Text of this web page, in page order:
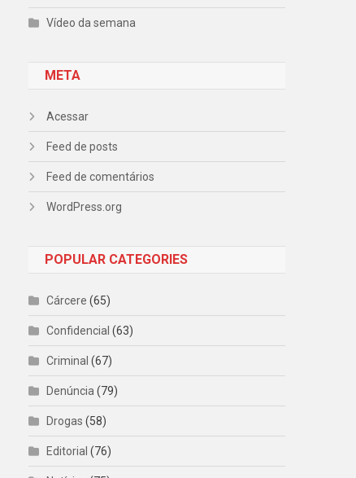
Vídeo da semana
META
Acessar
Feed de posts
Feed de comentários
WordPress.org
POPULAR CATEGORIES
Cárcere (65)
Confidencial (63)
Criminal (67)
Denúncia (79)
Drogas (58)
Editorial (76)